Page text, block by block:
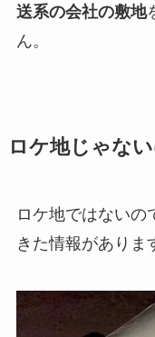
送系の会社の敷地
ん。
ロケ地じゃな
ロケ地ではないの
きた情報がありま